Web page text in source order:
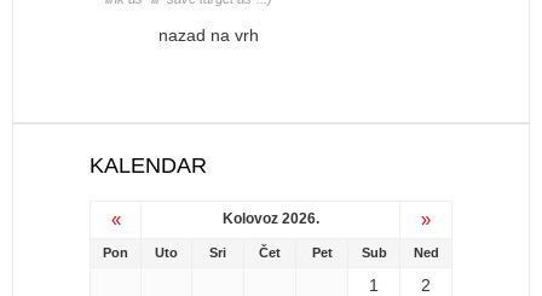
nazad na vrh
KALENDAR
« Kolovoz 2026. »
Pon Uto Sri Čet Pet Sub Ned
1
2